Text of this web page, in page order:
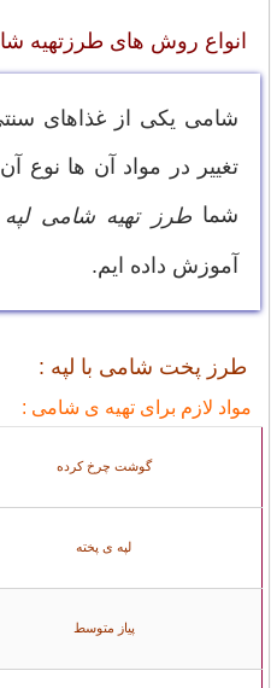
انواع روش های طرزتهیه
شامی یکی از غذاهای
تغییر در مواد آن ها نوع
شماطرز تهیه شامی لپه
آموزش داده ایم.
طرز پخت شامی با لپه :
مواد لازم برای تهیه ی شامی :
گوشت چرخ کرده
لپه ی پخته
پیاز متوسط